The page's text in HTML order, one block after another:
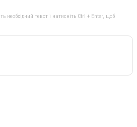
необхідний текст і натисніть Ctrl + Enter, щоб